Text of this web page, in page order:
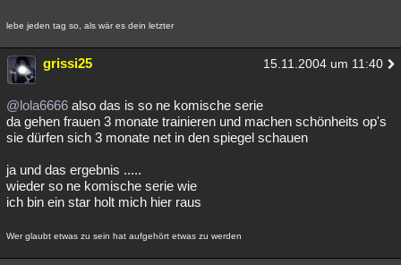
lebe jeden tag so, als wär es dein letzter
grissi25 15.11.2004 um 11:40
@lola6666 also das is so ne komische serie
da gehen frauen 3 monate trainieren und machen schönheits op's
sie dürfen sich 3 monate net in den spiegel schauen
ja und das ergebnis .....
wieder so ne komische serie wie
ich bin ein star holt mich hier raus
Wer glaubt etwas zu sein hat aufgehört etwas zu werden